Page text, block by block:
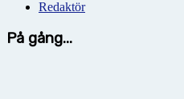
Redaktör
På gång...